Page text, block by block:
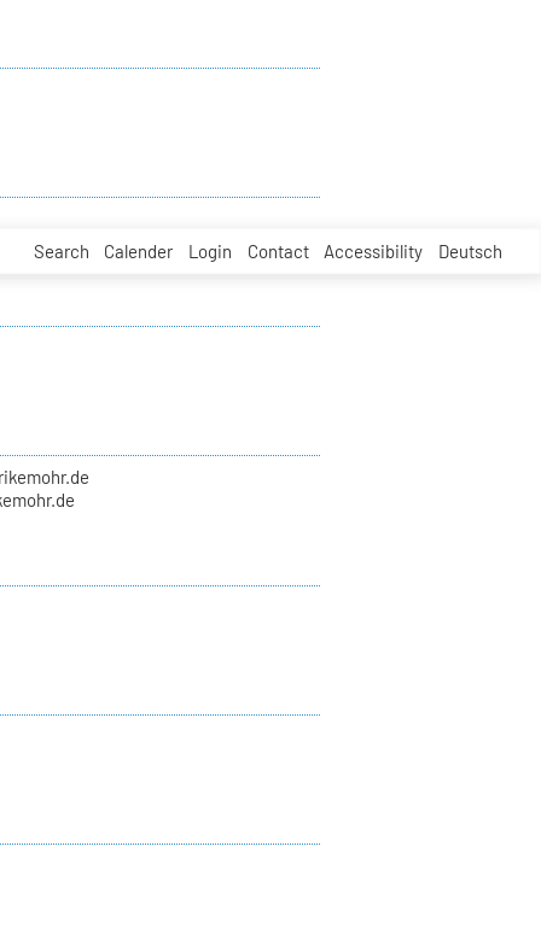
Search Calender Login Contact Accessibility Deutsch